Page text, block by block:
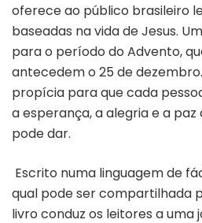
oferece ao público brasileiro
baseadas na vida de Jesus.
para o período do Advento,
antecedem o 25 de
propícia para que cada
a esperança, a alegria e a paz
pode dar.
Escrito numa linguagem de
qual pode ser compartilhada
livro conduz os leitores a